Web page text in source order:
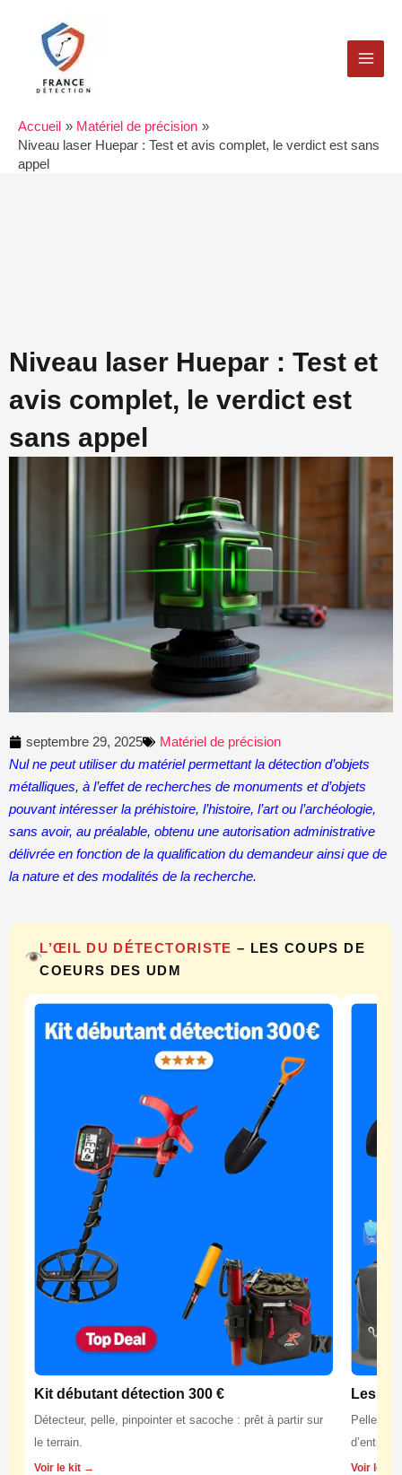
contenu
Accueil
Matériel de précision
Niveau laser Huepar : Test et avis complet, le verdict est sans
appel
Niveau laser Huepar : Test et
avis complet, le verdict est
sans appel
septembre 29, 2025
Matériel de précision
Nul ne peut utiliser du matériel permettant la détection d’objets
métalliques, à l’effet de recherches de monuments et d’objets
pouvant intéresser la préhistoire, l’histoire, l’art ou l’archéologie,
sans avoir, au préalable, obtenu une autorisation administrative
délivrée en fonction de la qualification du demandeur ainsi que de
la nature et des modalités de la recherche.
L’ŒIL DU DÉTECTORISTE – LES COUPS DE
COEURS DES UDM
Kit débutant détection 300 €
Détecteur, pelle, pinpointer et sacoche : prêt à partir sur
le terrain.
Voir le kit →
Les
Pelles,
Voir les